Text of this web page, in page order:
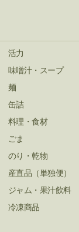
活力
味噌汁・スープ
麺
缶詰
料理・食材
ごま
のり・乾物
産直品（単独便）
ジャム・果汁飲料
冷凍商品